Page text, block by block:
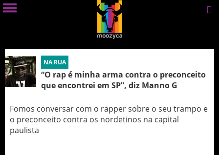
NA RUA
“O rap é minha arma contra o preconceito
que encontrei em SP”, diz Manno G
Fomos conversar com o rapper sobre o seu trampo e
o preconceito contra os nordetinos na capital
paulista